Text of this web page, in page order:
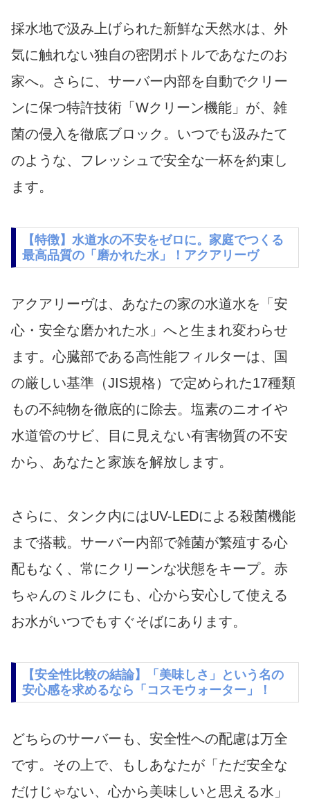
採水地で汲み上げられた新鮮な天然水は、外
気に触れない独自の密閉ボトルであなたのお
家へ。さらに、サーバー内部を自動でクリー
ンに保つ特許技術「Wクリーン機能」が、雑
菌の侵入を徹底ブロック。いつでも汲みたて
のような、フレッシュで安全な一杯を約束し
ます。
【特徴】水道水の不安をゼロに。家庭でつくる
最高品質の「磨かれた水」！アクアリーヴ
アクアリーヴは、あなたの家の水道水を「安
心・安全な磨かれた水」へと生まれ変わらせ
ます。心臓部である高性能フィルターは、国
の厳しい基準（JIS規格）で定められた17種類
もの不純物を徹底的に除去。塩素のニオイや
水道管のサビ、目に見えない有害物質の不安
から、あなたと家族を解放します。
さらに、タンク内にはUV-LEDによる殺菌機能
まで搭載。サーバー内部で雑菌が繁殖する心
配もなく、常にクリーンな状態をキープ。赤
ちゃんのミルクにも、心から安心して使える
お水がいつでもすぐそばにあります。
【安全性比較の結論】「美味しさ」という名の
安心感を求めるなら「コスモウォーター」！
どちらのサーバーも、安全性への配慮は万全
です。その上で、もしあなたが「ただ安全な
だけじゃない、心から美味しいと思える水」